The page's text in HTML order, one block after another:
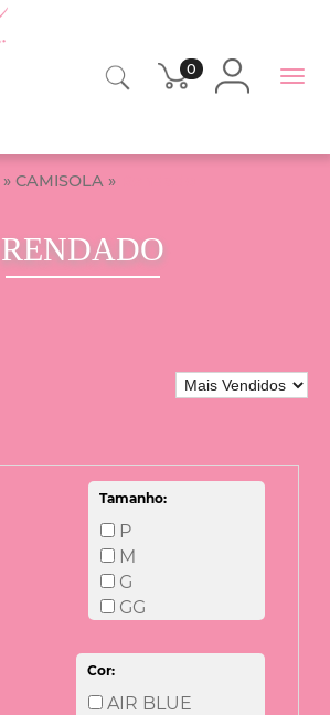
0
» CAMISOLA »
RENDADO
Tamanho:
P
M
G
GG
Cor:
AIR BLUE